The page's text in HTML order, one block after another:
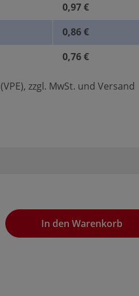
0,97 €
0,86 €
0,76 €
zzgl. MwSt. und Versand
Wert ein oder
In den Warenkorb